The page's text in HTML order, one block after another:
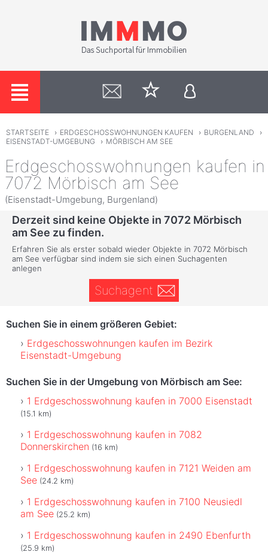
STARTSEITE › ERDGESCHOSSWOHNUNGEN KAUFEN › BURGENLAND
›
EISENSTADT-UMGEBUNG
› MÖRBISCH AM SEE
Erdgeschosswohnungen kaufen in
7072 Mörbisch am See
(Eisenstadt-Umgebung, Burgenland)
Derzeit sind keine Objekte in 7072 Mörbisch
am See zu finden.
Erfahren Sie als erster sobald wieder Objekte in 7072 Mörbisch
am See verfügbar sind indem sie sich einen Suchagenten
anlegen
Suchagent
Suchen Sie in einem größeren Gebiet:
Erdgeschosswohnungen kaufen im Bezirk
Eisenstadt-Umgebung
Suchen Sie in der Umgebung von Mörbisch am See:
1 Erdgeschosswohnung kaufen in 7000 Eisenstadt
(15.1 km)
1 Erdgeschosswohnung kaufen in 7082
Donnerskirchen (16 km)
1 Erdgeschosswohnung kaufen in 7121 Weiden am
See (24.2 km)
1 Erdgeschosswohnung kaufen in 7100 Neusiedl
am See (25.2 km)
1 Erdgeschosswohnung kaufen in 2490 Ebenfurth
(25.9 km)